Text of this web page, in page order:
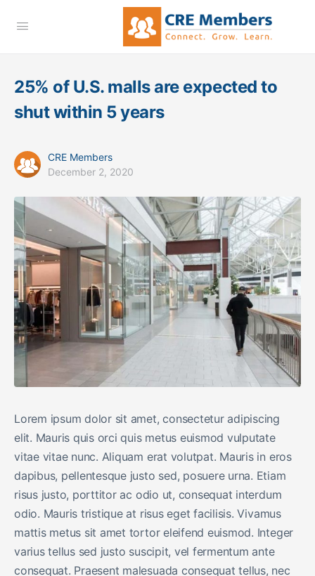
25% of U.S. malls are expected to
shut within 5 years
CRE Members
December 2, 2020
Lorem ipsum dolor sit amet, consectetur adipiscing
elit. Mauris quis orci quis metus euismod vulputate
vitae vitae nunc. Aliquam erat volutpat. Mauris in eros
dapibus, pellentesque justo sed, posuere urna. Etiam
risus justo, porttitor ac odio ut, consequat interdum
odio. Mauris tristique at risus eget facilisis. Vivamus
mattis metus sit amet tortor eleifend euismod. Integer
varius tellus sed justo suscipit, vel fermentum ante
consequat. Praesent malesuada consequat tellus, nec